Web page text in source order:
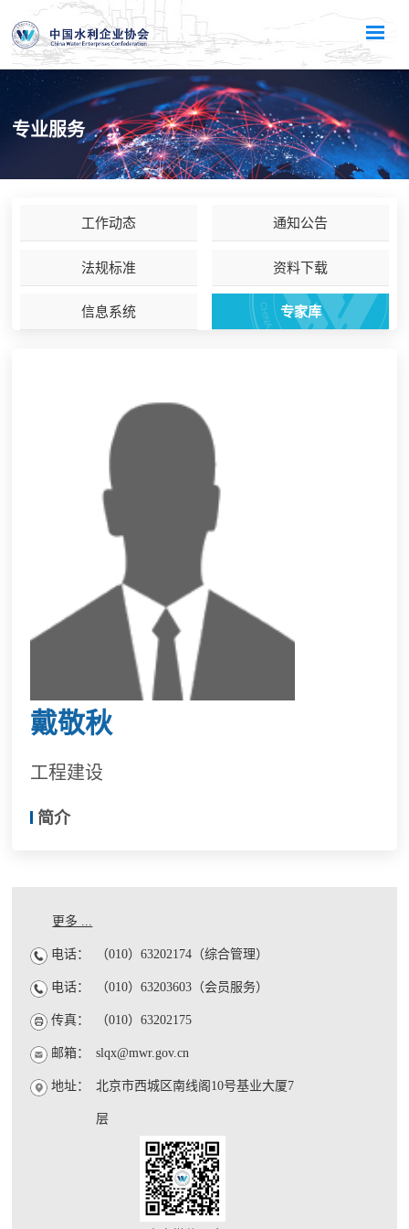
专业服务
工作动态 通知公告
法规标准 资料下载
信息系统 专家库
戴敬秋
工程建设
简介
更多 ...
电话： （010）63202174（综合管理）
电话： （010）63203603（会员服务）
传真： （010）63202175
邮箱： slqx@mwr.gov.cn
地址： 北京市西城区南线阁10号基业大厦7
层